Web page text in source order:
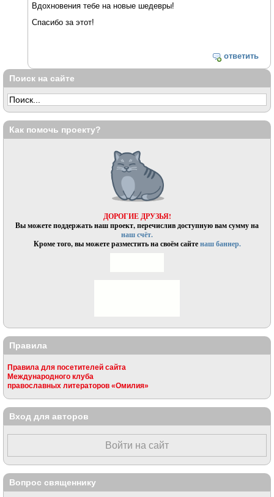
Вдохновения тебе на новые шедевры!
Спасибо за этот!
ответить
Поиск на сайте
Как помочь проекту?
ДОРОГИЕ ДРУЗЬЯ!
Вы можете поддержать наш проект, перечислив доступную вам сумму на
наш счёт.
Кроме того, вы можете разместить на своём сайтенаш баннер.
Правила
Правила для посетителей сайта
Международного клуба
православных литераторов «Омилия»
Вход для авторов
Войти на сайт
Вопрос священнику